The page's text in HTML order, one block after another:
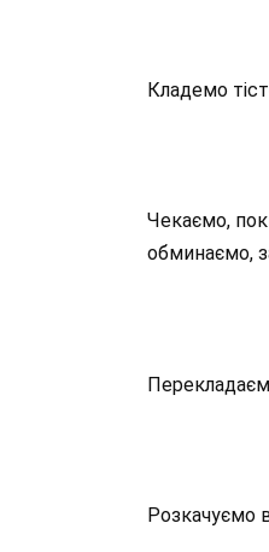
Кладемо
Чекаємо,
обминаємо,
Розкачуємо